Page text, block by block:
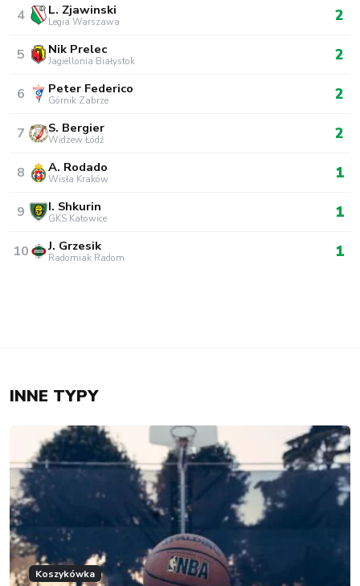
4 L. Zjawinski
Legia Warszawa 2
5 Nik Prelec
Jagiellonia Białystok 2
6 Peter Federico
Górnik Zabrze 2
7 S. Bergier
Widzew Łódź 2
8 A. Rodado
Wisła Kraków 1
9 I. Shkurin
GKS Katowice 1
10 J. Grzesik
Radomiak Radom 1
INNE TYPY
Koszykówka